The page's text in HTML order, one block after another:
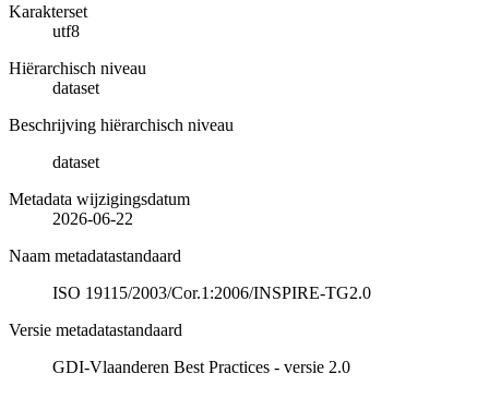
Karakterset
utf8
Hiërarchisch niveau
dataset
Beschrijving hiërarchisch niveau
dataset
Metadata wijzigingsdatum
2026-06-22
Naam metadatastandaard
ISO 19115/2003/Cor.1:2006/INSPIRE-TG2.0
Versie metadatastandaard
GDI-Vlaanderen Best Practices - versie 2.0